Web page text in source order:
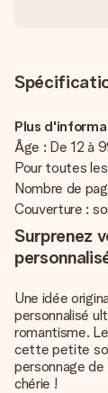
Plus
Âge : De 12 à
Pour toutes
Nombre de
Couverture :
Surprenez
Une idée
personnalisé
romantisme.
cette petite
personnage
chérie !